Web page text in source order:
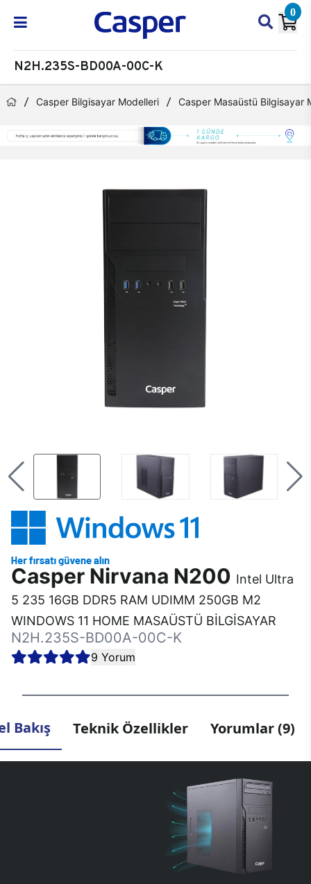
0
N2H.235S-BD00A-00C-K
Casper Bilgisayar Modelleri Casper Masaüstü Bilgisayar
Casper Nirvana N200 Intel Ultra
5 235 16GB DDR5 RAM UDIMM 250GB M2
WINDOWS 11 HOME MASAÜSTÜ BİLGİSAYAR
N2H.235S-BD00A-00C-K
9 Yorum
Bakış Teknik Özellikler Yorumlar (9)